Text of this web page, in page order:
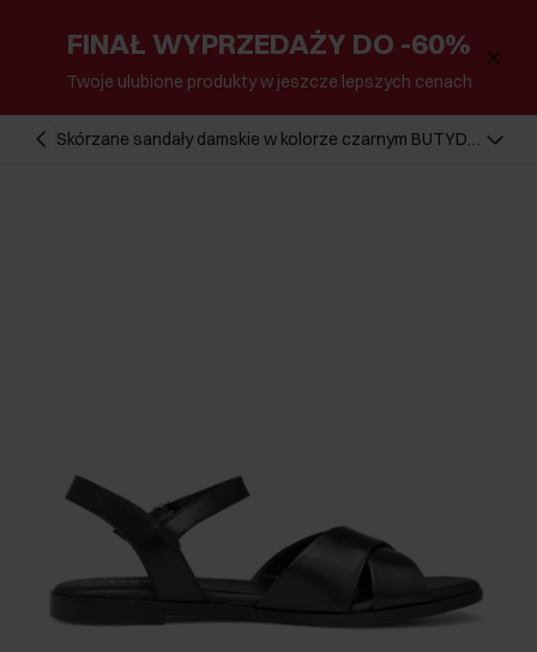
FINAŁ WYPRZEDAŻY DO -60%
Twoje ulubione produkty w jeszcze lepszych cenach
Skórzane sandały damskie w kolorze czarnym BUTYD-